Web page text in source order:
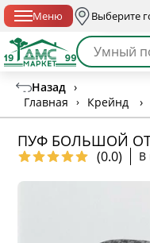
Меню Выберите
Назад ›
Главная
› Крейнд ›
ПУФ БОЛЬШОЙ
(0.0) В